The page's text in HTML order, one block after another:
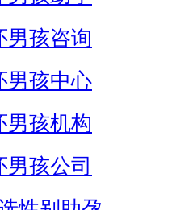
男孩咨询
男孩中心
男孩机构
孩公司